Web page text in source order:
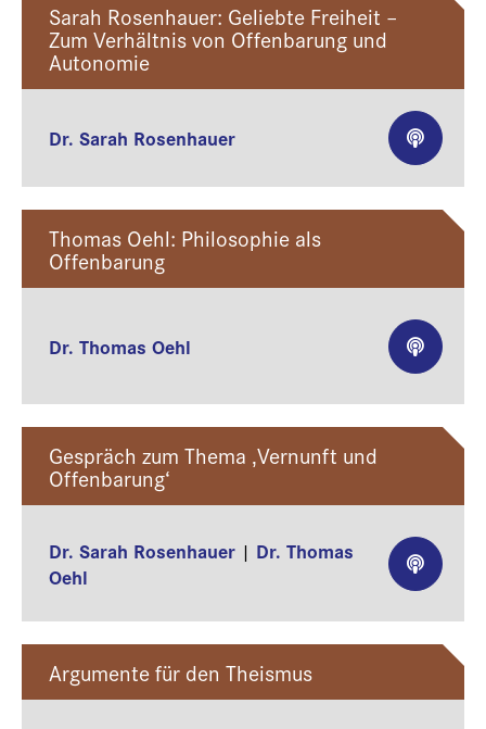
Sarah Rosenhauer: Geliebte Freiheit –
Zum Verhältnis von Offenbarung und
Autonomie
Dr. Sarah Rosenhauer
Thomas Oehl: Philosophie als
Offenbarung
Dr. Thomas Oehl
Gespräch zum Thema ‚Vernunft und
Offenbarung‘
Dr. Sarah Rosenhauer | Dr. Thomas
Oehl
Argumente für den Theismus